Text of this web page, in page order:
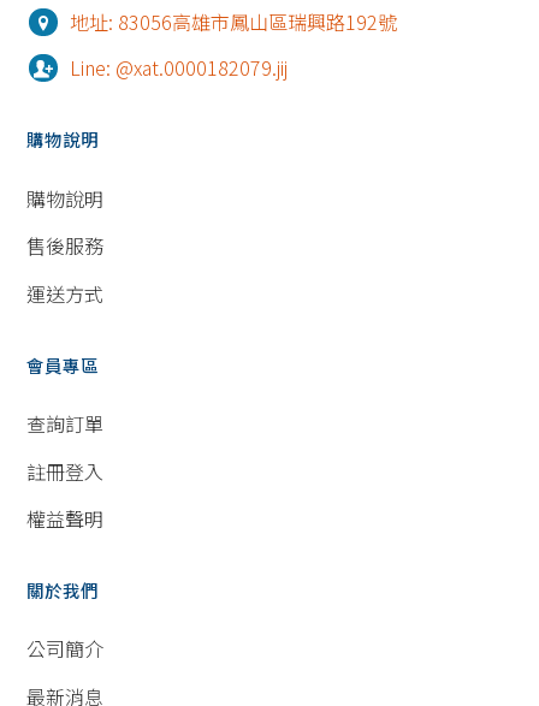
地址: 83056高雄市鳳山區瑞興路192號
Line: @xat.0000182079.jij
購物說明
購物說明
售後服務
運送方式
會員專區
查詢訂單
註冊登入
權益聲明
關於我們
公司簡介
最新消息